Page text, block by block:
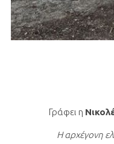
Γράφει η
Η αρχέγονη